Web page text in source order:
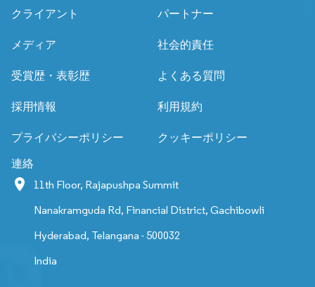
クライアント パートナー
メディア 社会的責任
受賞歴・表彰歴 よくある質問
採用情報 利用規約
プライバシーポリシー クッキーポリシー
連絡
11th Floor, Rajapushpa Summit
Nanakramguda Rd, Financial District, Gachibowli
Hyderabad, Telangana - 500032
India